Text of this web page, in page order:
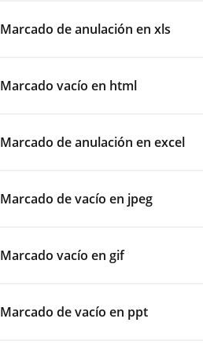
Marcado de anulación en xls
Marcado vacío en html
Marcado de anulación en excel
Marcado de vacío en jpeg
Marcado vacío en gif
Marcado de vacío en ppt